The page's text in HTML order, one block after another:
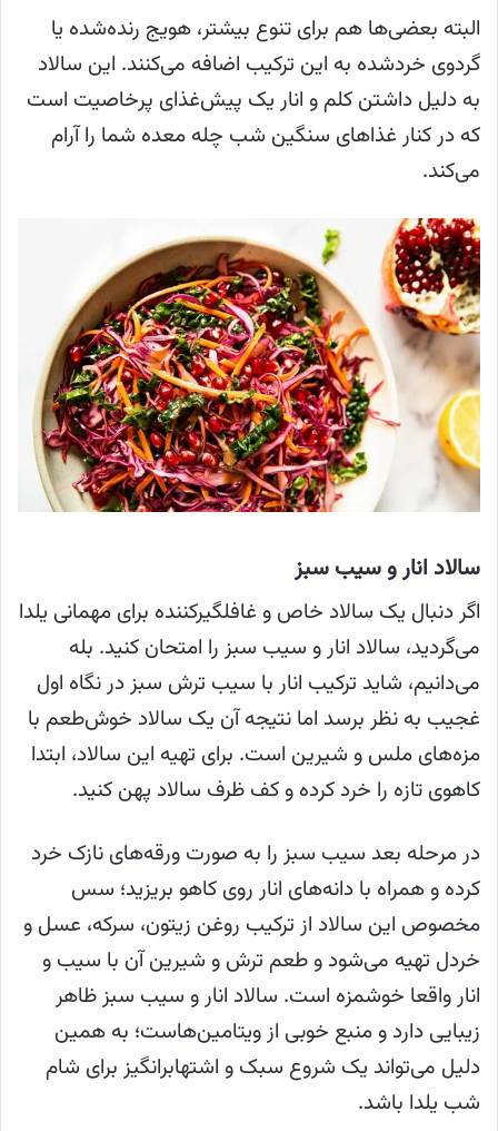
البته بعضی‌ها هم برای تنوع بیشتر، هویج رنده‌شده یا
گردوی خردشده به این ترکیب اضافه می‌کنند. این سالاد
به دلیل داشتن کلم و انار یک پیش‌غذای پرخاصیت است
که در کنار غذاهای سنگین شب چله معده شما را آرام
می‌کند.
سالاد انار و سیب سبز
اگر دنبال یک سالاد خاص و غافلگیرکننده برای مهمانی یلدا
می‌گردید، سالاد انار و سیب سبز را امتحان کنید. بله
می‌دانیم، شاید ترکیب انار با سیب ترش سبز در نگاه اول
غجیب به نظر برسد اما نتیجه آن یک سالاد خوش‌طعم با
مزه‌های ملس و شیرین است. برای تهیه این سالاد، ابتدا
کاهوی تازه را خرد کرده و کف ظرف سالاد پهن کنید.
در مرحله بعد سیب سبز را به صورت ورقه‌های نازک خرد
کرده و همراه با دانه‌های انار روی کاهو بریزید؛ سس
مخصوص این سالاد از ترکیب روغن زیتون، سرکه، عسل و
خردل تهیه می‌شود و طعم ترش‌ و شیرین آن با سیب و
انار واقعا خوشمزه است. سالاد انار و سیب سبز ظاهر
زیبایی دارد و منبع خوبی از ویتامین‌هاست؛ به همین
دلیل می‌تواند یک شروع سبک و اشتهابرانگیز برای شام
شب یلدا باشد.